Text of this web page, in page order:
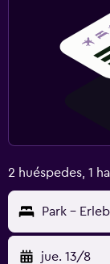
2 huéspedes, 1
Park -
jue. 13/8